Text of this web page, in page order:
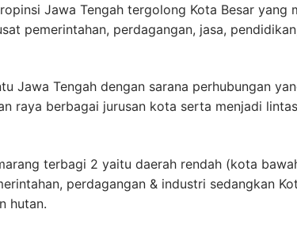
Jawa Tengah tergolong Kota Besar yang
pemerintahan, perdagangan, jasa,
Jawa Tengah dengan sarana perhubungan
raya berbagai jurusan kota serta menjadi
terbagi 2 yaitu daerah rendah (kota
perdagangan & industri sedangkan
hutan.